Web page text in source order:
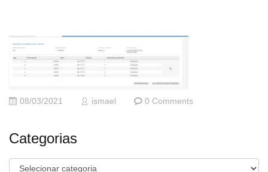
08/03/2021 ismael 0 Comments
Categorias
Categorias